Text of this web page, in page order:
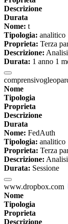
Descrizione
Durata
Nome: t
Tipologia: analitico
Proprieta: Terza
Descrizione:
Durata: 1 anno 1
Nome
Tipologia
Proprieta
Descrizione
Durata
Nome: FedAuth
Tipologia: analitico
Proprieta: Terza
Descrizione:
Durata: Sessione
www.dropbox.com
Nome
Tipologia
Proprieta
Descrizione